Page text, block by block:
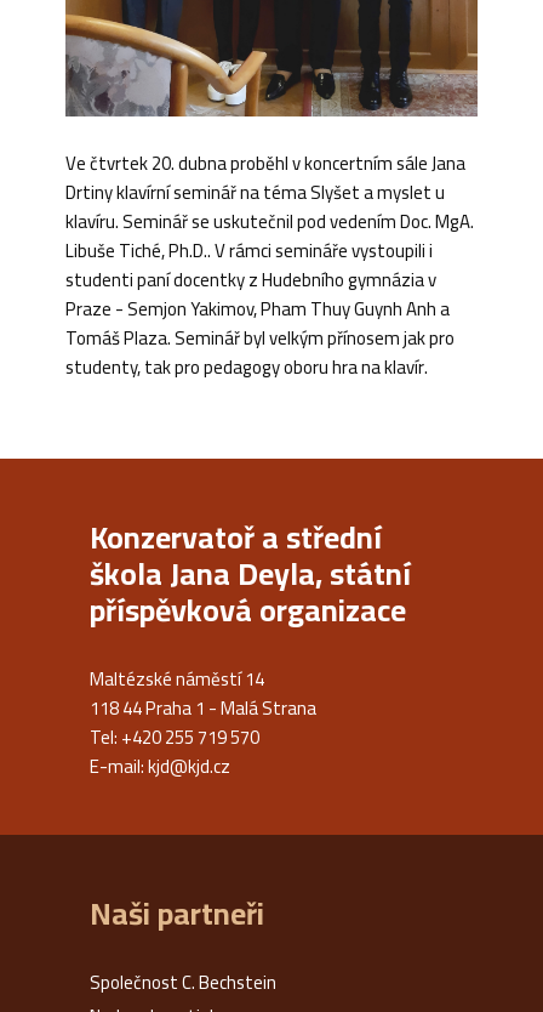
Ve čtvrtek 20. dubna proběhl v koncertním sále Jana
Drtiny klavírní seminář na téma Slyšet a myslet u
klavíru. Seminář se uskutečnil pod vedením Doc. MgA.
Libuše Tiché, Ph.D.. V rámci semináře vystoupili i
studenti paní docentky z Hudebního gymnázia v
Praze - Semjon Yakimov, Pham Thuy Guynh Anh a
Tomáš Plaza. Seminář byl velkým přínosem jak pro
studenty, tak pro pedagogy oboru hra na klavír.
Konzervatoř a střední
škola Jana Deyla, státní
příspěvková organizace
Maltézské náměstí 14
118 44 Praha 1 - Malá Strana
Tel: +420 255 719 570
E-mail:kjd@kjd.cz
Naši partneři
Společnost C. Bechstein